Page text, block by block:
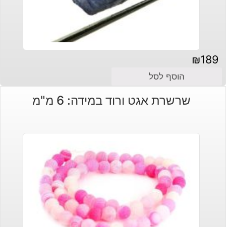
₪189
הוסף לסל
שרשרת אגט ורוד במידה: 6 מ"מ